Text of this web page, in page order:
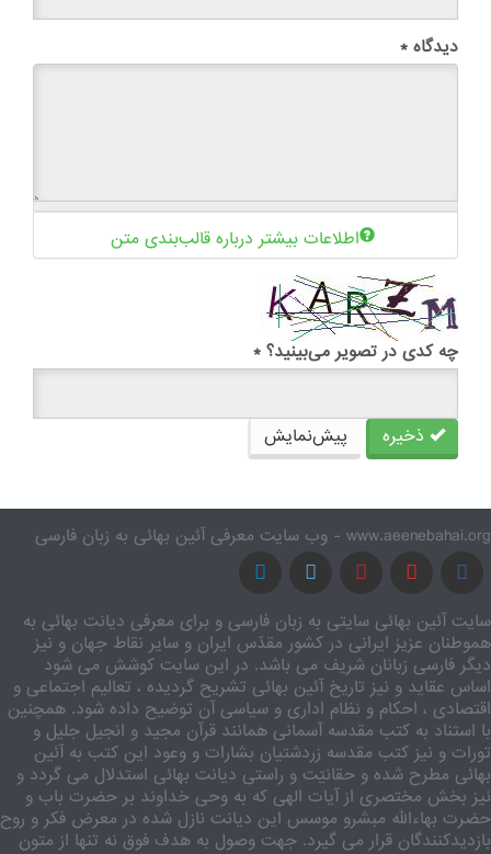
دیدگاه *
اطلاعات بیشتر درباره قالب‌بندی متن
چه کدی در تصویر می‌بینید؟ *
ذخیره پیش‌نمایش
www.aeenebahai.org - وب سایت معرفی آئین بهائی به زبان فارسی
سایت آئین بهائی سایتی به زبان فارسی و برای معرفی دیانت بهائی به
هموطنان عزیز ایرانی در کشور مقدّس ایران و سایر نقاط جهان و نیز
دیگر فارسی زبانان شریف می باشد. در این سایت کوشش می شود
اساس عقاید و نیز تاریخ آئین بهائی تشریح گردیده ، تعالیم اجتماعی و
اقتصادی ، احکام و نظام اداری و سیاسی آن توضیح داده شود. همچنین
با استناد به کتب مقدسه آسمانی همانند قرآن مجید و انجیل جلیل و
تورات و نیز کتب مقدسه زردشتیان بشارات و وعود این کتب به آئین
بهائی مطرح شده و حقانیّت و راستی دیانت بهائی استدلال می گردد و
نیز بخش مختصری از آیات الهی که به وحی خداوند بر حضرت باب و
حضرت بهاءالله مبشرو موسس این دیانت نازل شده در معرض فکر و روح
بازدیدکنندگان قرار می گیرد. جهت وصول به هدف فوق نه تنها از متون